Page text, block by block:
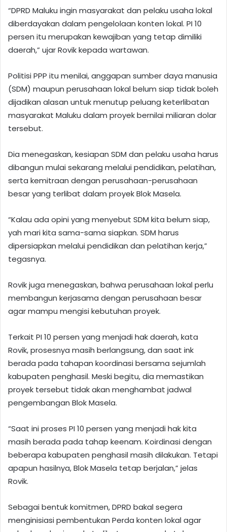
“DPRD Maluku ingin masyarakat dan pelaku usaha lokal
diberdayakan dalam pengelolaan konten lokal. PI 10
persen itu merupakan kewajiban yang tetap dimiliki
daerah,” ujar Rovik kepada wartawan.
Politisi PPP itu menilai, anggapan sumber daya manusia
(SDM) maupun perusahaan lokal belum siap tidak boleh
dijadikan alasan untuk menutup peluang keterlibatan
masyarakat Maluku dalam proyek bernilai miliaran dolar
tersebut.
Dia menegaskan, kesiapan SDM dan pelaku usaha harus
dibangun mulai sekarang melalui pendidikan, pelatihan,
serta kemitraan dengan perusahaan-perusahaan
besar yang terlibat dalam proyek Blok Masela.
“Kalau ada opini yang menyebut SDM kita belum siap,
yah mari kita sama-sama siapkan. SDM harus
dipersiapkan melalui pendidikan dan pelatihan kerja,”
tegasnya.
Rovik juga menegaskan, bahwa perusahaan lokal perlu
membangun kerjasama dengan perusahaan besar
agar mampu mengisi kebutuhan proyek.
Terkait PI 10 persen yang menjadi hak daerah, kata
Rovik, prosesnya masih berlangsung, dan saat ink
berada pada tahapan koordinasi bersama sejumlah
kabupaten penghasil. Meski begitu, dia memastikan
proyek tersebut tidak akan menghambat jadwal
pengembangan Blok Masela.
“Saat ini proses PI 10 persen yang menjadi hak kita
masih berada pada tahap keenam. Koirdinasi dengan
beberapa kabupaten penghasil masih dilakukan. Tetapi
apapun hasilnya, Blok Masela tetap berjalan,” jelas
Rovik.
Sebagai bentuk komitmen, DPRD bakal segera
menginisiasi pembentukan Perda konten lokal agar